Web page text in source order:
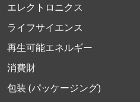
エレクトロニクス
ライフサイエンス
再生可能エネルギー
消費財
包装 (パッケージング)